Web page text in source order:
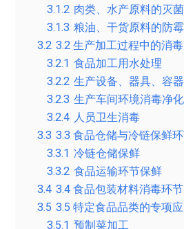
3.1.2 肉类、水产原料的灭
3.1.3 粮油、干货原料的防
3.2 3.2 生产加工过程中的消
3.2.1 食品加工用水处理
3.2.2 生产设备、器具、容
3.2.3 生产车间环境消毒净化
3.2.4 人员卫生消毒
3.3 3.3 食品仓储与冷链保鲜
3.3.1 冷链仓储保鲜
3.3.2 食品运输环节保鲜
3.4 3.4 食品包装材料消毒环节
3.5 3.5 特定食品品类的专项
3.5.1 预制菜加工